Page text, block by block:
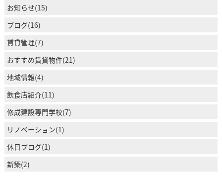
お知らせ(15)
ブログ(16)
賃貸管理(7)
おすすめ賃貸物件(21)
地域情報(4)
飲食店紹介(11)
修成建設専門学校(7)
リノベーション(1)
休日ブログ(1)
新築(2)